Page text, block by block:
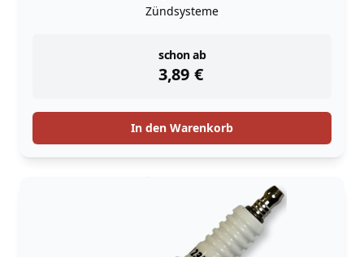
Zündsysteme
schon ab
3,89 €
instock
In den Warenkorb